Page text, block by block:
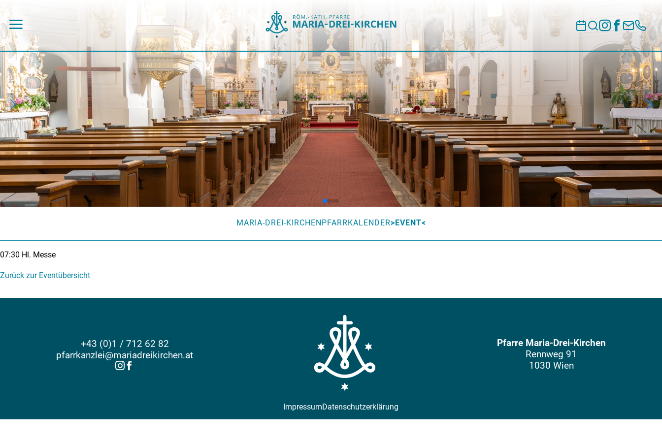
MARIA-DREI-KIRCHENPFARRKALENDER EVENT
07:30 Hl. Messe
Zurück zur Eventübersicht
+43 (0)1 / 712 62 82
pfarrkanzlei@mariadreikirchen.at
Pfarre Maria-Drei-Kirchen
Rennweg 91
1030 Wien
ImpressumDatenschutzerklärung